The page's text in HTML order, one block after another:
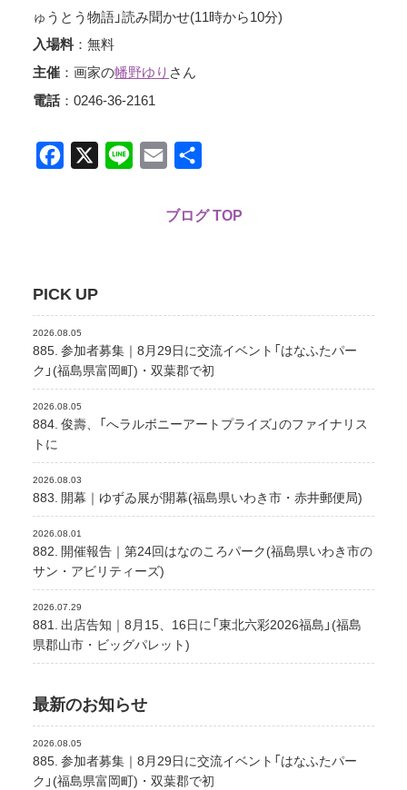
ゅうとう物語」読み聞かせ(11時から10分)
入場料 ：無料
主催 ：画家の幡野ゆり さん
電話：0246-36-2161
Facebook
X Line Email
ブログ TOP
PICK UP
2026.08.05
885. 参加者募集｜8月29日に交流イベント「はなふたパー
ク」(福島県富岡町)・双葉郡で初
2026.08.05
884. 俊壽、「へラルボニーアートプライズ」のファイナリス
トに
2026.08.03
883. 開幕｜ゆずゐ展が開幕(福島県いわき市・赤井郵便局)
2026.08.01
882. 開催報告｜第24回はなのころパーク(福島県いわき市の
サン・アビリティーズ)
2026.07.29
881. 出店告知｜8月15、16日に「東北六彩2026福島」(福島
県郡山市・ビッグパレット)
最新のお知らせ
2026.08.05
885. 参加者募集｜8月29日に交流イベント「はなふたパー
ク」(福島県富岡町)・双葉郡で初